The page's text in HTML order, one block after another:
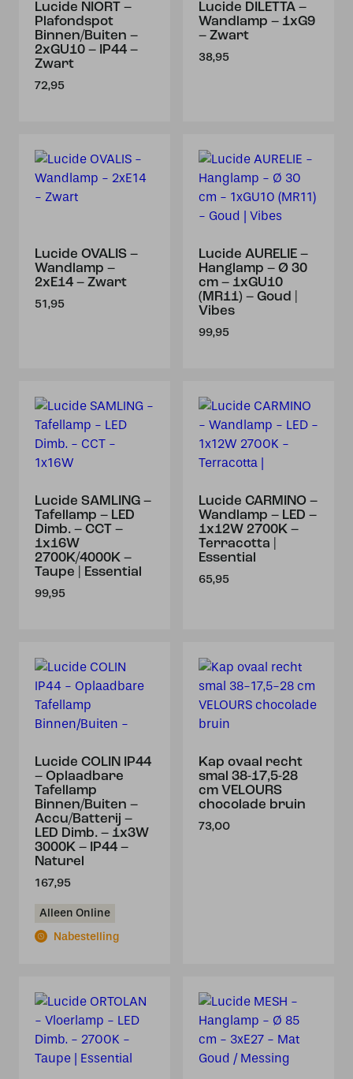
Lucide NIORT –
Plafondspot
Binnen/Buiten –
2xGU10 – IP44 –
Zwart
72,95
Lucide DILETTA –
Wandlamp – 1xG9
– Zwart
38,95
Lucide OVALIS –
Wandlamp –
2xE14 – Zwart
51,95
Lucide AURELIE –
Hanglamp – Ø 30
cm – 1xGU10
(MR11) – Goud |
Vibes
99,95
Lucide SAMLING –
Tafellamp – LED
Dimb. – CCT –
1x16W
2700K/4000K –
Taupe | Essential
99,95
Lucide CARMINO –
Wandlamp – LED –
1x12W 2700K –
Terracotta |
Essential
65,95
Lucide COLIN IP44
– Oplaadbare
Tafellamp
Binnen/Buiten –
Accu/Batterij –
LED Dimb. – 1x3W
3000K – IP44 –
Naturel
167,95
Alleen Online
Nabestelling
Kap ovaal recht
smal 38-17,5-28
cm VELOURS
chocolade bruin
73,00